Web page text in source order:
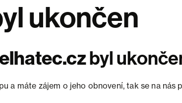
ukončen
byl
a máte zájem o jeho obnovení, tak se na nás